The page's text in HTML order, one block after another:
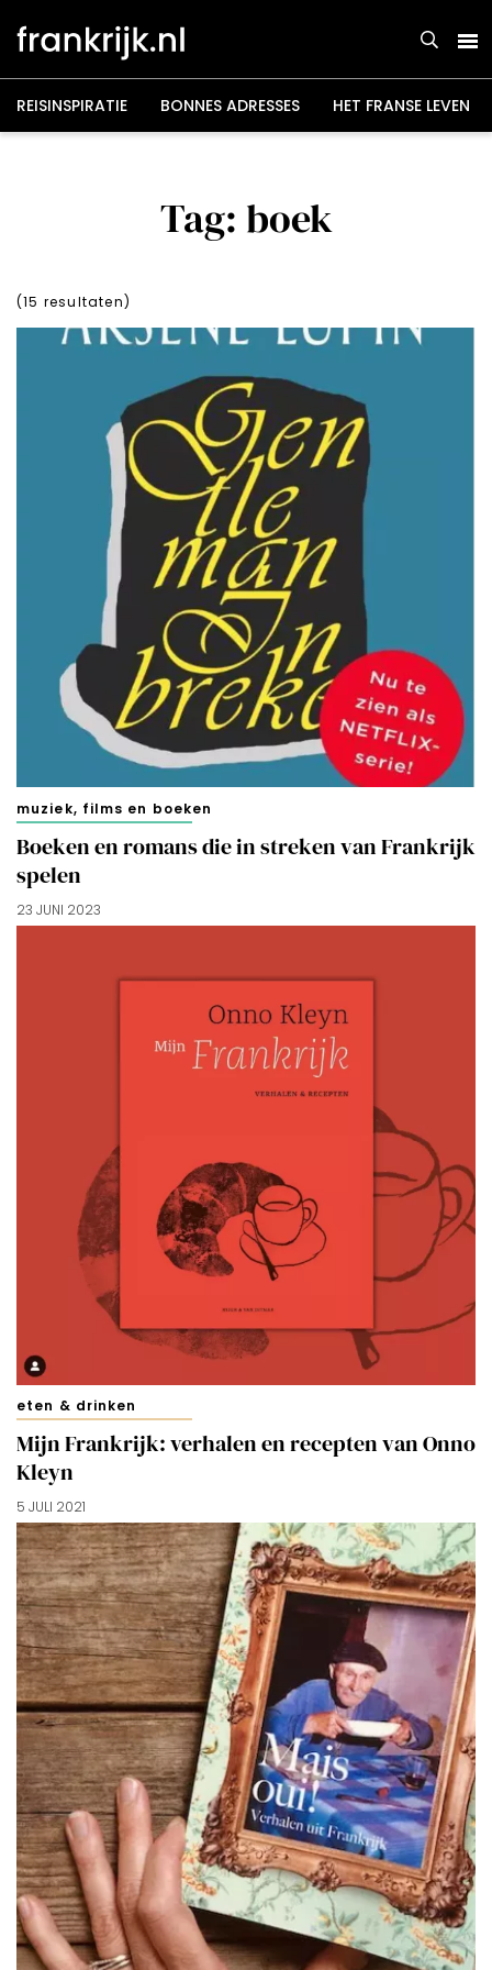
naar
inhoud
REISINSPIRATIE BONNES ADRESSES HET FRANSE LEVEN
Tag: boek
(15 resultaten)
muziek, films en boeken
Boeken en romans die in streken van Frankrijk
spelen
23 JUNI 2023
eten & drinken
Mijn Frankrijk: verhalen en recepten van Onno
Kleyn
5 JULI 2021